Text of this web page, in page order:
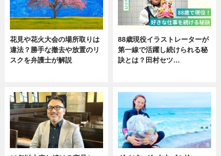
花見や花火大会の場所取りは
違法？勝手な撤去や放置のリ
スクを弁護士が解説
88歳現役イラストレーターが
第一線で活躍し続けられる秘
訣とは？田村セツ…